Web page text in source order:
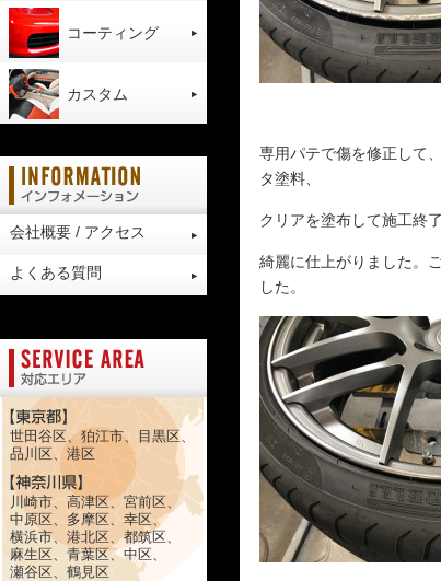
専用パテで傷を修正して
タ塗料、
クリアを塗布して施工終了
綺麗に仕上がりました。
した。
コーティング
カスタム
会社概要 / アクセス
よくある質問
世田谷区、狛江市、目黒区、
品川区、港区
川崎市、高津区、宮前区、
中原区、多摩区、幸区、
横浜市、港北区、都筑区、
麻生区、青葉区、中区、
瀬谷区、鶴見区